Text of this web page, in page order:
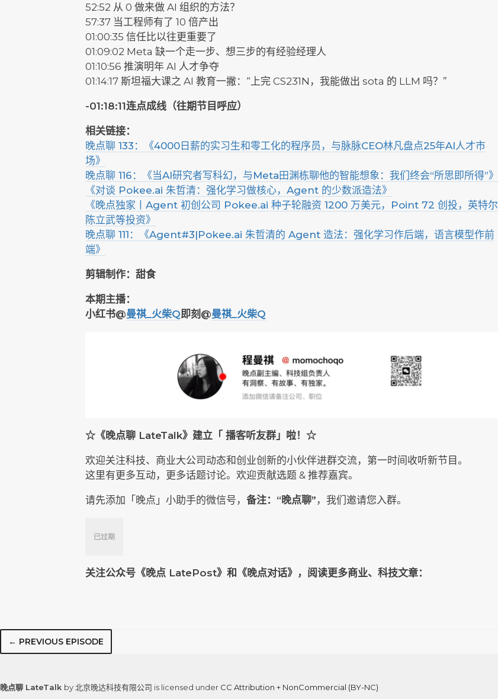
52:52 从 0 做来做 AI 组织的方法？
57:37 当工程师有了 10 倍产出
01:00:35 信任比以往更重要了
01:09:02 Meta 缺一个走一步、想三步的有经验经理人
01:10:56 推演明年 AI 人才争夺
01:14:17 斯坦福大课之 AI 教育一撇：“上完 CS231N，我能做出 sota 的 LLM 吗？”
-01:18:11连点成线（往期节目呼应）
相关链接：
晚点聊 133：《4000日薪的实习生和零工化的程序员，与脉脉CEO林凡盘点25年AI人才市
场》
晚点聊 116：《当AI研究者写科幻，与Meta田渊栋聊他的智能想象：我们终会“所思即所得”》
《对谈 Pokee.ai 朱哲清：强化学习做核心，Agent 的少数派造法》
《晚点独家丨Agent 初创公司 Pokee.ai 种子轮融资 1200 万美元，Point 72 创投，英特尔
陈立武等投资》
晚点聊 111：《Agent#3|Pokee.ai 朱哲清的 Agent 造法：强化学习作后端，语言模型作前
端》
剪辑制作：甜食
本期主播：
小红书@曼祺_火柴Q 即刻@曼祺_火柴Q
☆《晚点聊 LateTalk》建立「 播客听友群」啦！☆
欢迎关注科技、商业大公司动态和创业创新的小伙伴进群交流，第一时间收听新节目。
这里有更多互动，更多话题讨论。欢迎贡献选题 & 推荐嘉宾。
请先添加「晚点」小助手的微信号， 备注：“晚点聊” ，我们邀请您入群。
关注公众号《晚点 LatePost》和《晚点对话》，阅读更多商业、科技文章：
← PREVIOUS EPISODE
晚点聊 LateTalk by 北京晚达科技有限公司 is licensed under CC Attribution + NonCommercial (BY-NC)